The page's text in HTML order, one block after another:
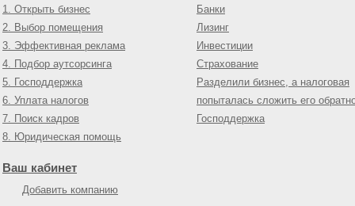
1. Открыть бизнес
2. Выбор помещения
3. Эффективная реклама
4. Подбор аутсорсинга
5. Господдержка
6. Уплата налогов
7. Поиск кадров
8. Юридическая помощь
Банки
Лизинг
Инвестиции
Страхование
Разделили бизнес, а налоговая
попыталась сложить его
Господдержка
Ваш кабинет
Добавить компанию